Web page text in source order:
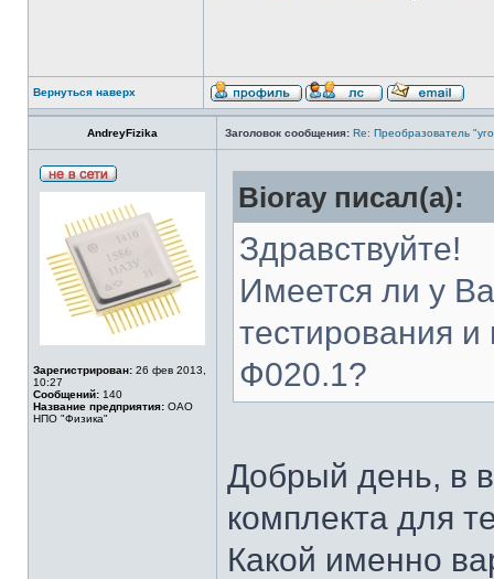
Вернуться наверх
AndreyFizika Заголовок сообщения: Re: Преобразователь
Зарегистрирован: 26 фев 2013,
10:27
Сообщений: 140
Название предприятия: ОАО
НПО "Физика"
Bioray писал(а):
Здравствуйте!
Имеется ли у
тестирования и
Ф020.1?
Добрый день, в
комплекта для
Какой именно